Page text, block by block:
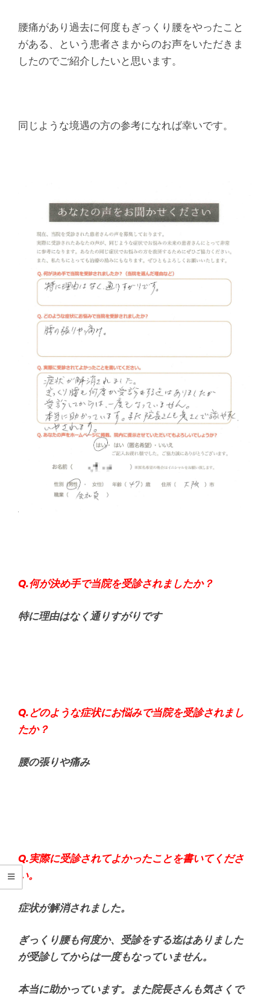
こ
り
痛
な
ら
ヤ
マ
シ
整
腰痛があり過去に何度もぎっくり腰をやったこと
がある、という患者さまからのお声をいただきま
したのでご紹介したいと思います。
同じような境遇の方の参考になれば幸いです。
Q.何が決め手で当院を受診されましたか？
特に理由はなく通りすがりです
Q.どのような症状にお悩みで当院を受診されまし
たか？
腰の張りや痛み
Q.実際に受診されてよかったことを書いてくださ
い。
症状が解消されました。
ぎっくり腰も何度か、受診をする迄はありました
が受診してからは一度もなっていません。
本当に助かっています。また院長さんも気さくで